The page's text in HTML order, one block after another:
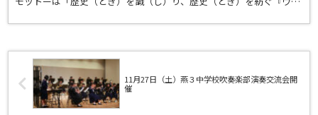
11月27日（土）燕３中学校吹奏楽部演奏交流会開
催